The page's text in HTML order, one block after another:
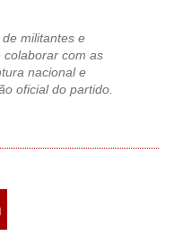
militantes e
colaborar com as
nacional e
oficial do partido.